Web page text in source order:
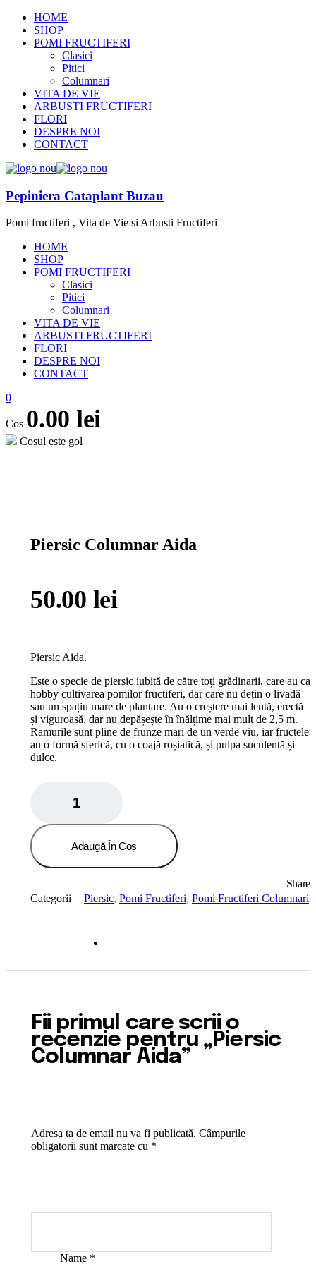
HOME
SHOP
POMI FRUCTIFERI
Clasici
Pitici
Columnari
VITA DE VIE
ARBUSTI FRUCTIFERI
FLORI
DESPRE NOI
CONTACT
Pepiniera Cataplant Buzau
Pomi fructiferi , Vita de Vie si Arbusti Fructiferi
HOME
SHOP
POMI FRUCTIFERI
Clasici
Pitici
Columnari
VITA DE VIE
ARBUSTI FRUCTIFERI
FLORI
DESPRE NOI
CONTACT
0
Cos 0.00 lei
Cosul este gol
Piersic Columnar Aida
50.00 lei
Piersic Aida.
Este o specie de piersic iubită de către toți grădinarii, care au ca
hobby cultivarea pomilor fructiferi, dar care nu dețin o livadă
sau un spațiu mare de plantare. Au o creștere mai lentă, erectă
și viguroasă, dar nu depășește în înălțime mai mult de 2,5 m.
Ramurile sunt pline de frunze mari de un verde viu, iar fructele
au o formă sferică, cu o coajă roșiatică, și pulpa suculentă și
dulce.
Columnar
quantity
Adaugă În Coș
Share
Categorii
Piersic, Pomi Fructiferi, Pomi Fructiferi Columnari
Fii primul care scrii o
recenzie pentru „Piersic
Columnar Aida”
Adresa ta de email nu va fi publicată. Câmpurile
obligatorii sunt marcate cu *
Name *